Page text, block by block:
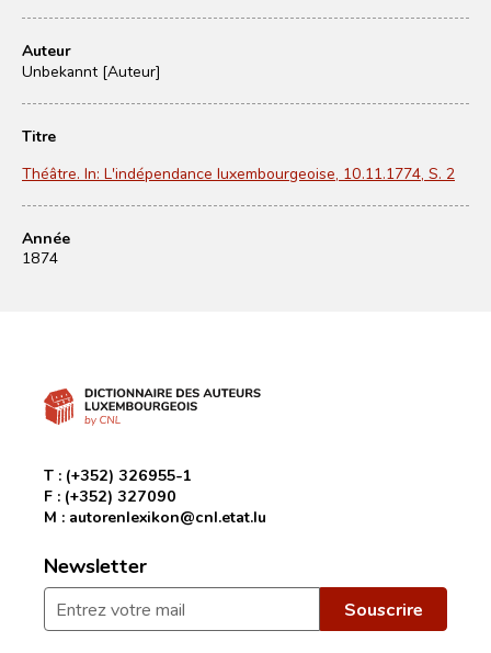
Auteur
Unbekannt [Auteur]
Titre
Théâtre. In: L'indépendance luxembourgeoise, 10.11.1774, S. 2
Année
1874
T : (+352) 326955-1
F : (+352) 327090
M : autorenlexikon@cnl.etat.lu
Newsletter